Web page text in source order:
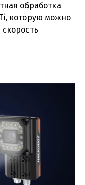
обработка
которую можно